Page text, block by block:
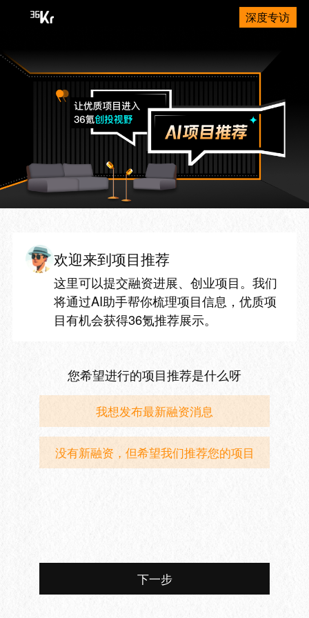
深度专访
欢迎来到项目推荐
这里可以提交融资进展、创业项目。我们
将通过AI助手帮你梳理项目信息，优质项
目有机会获得36氪推荐展示。
您希望进行的项目推荐是什么呀
我想发布最新融资消息
没有新融资，但希望我们推荐您的项目
下一步